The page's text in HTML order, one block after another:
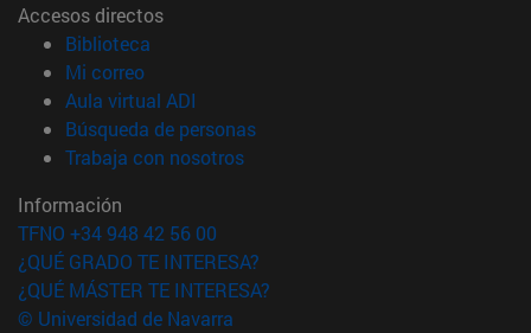
Accesos directos
Biblioteca
Mi correo(abre en nueva ventana)
Aula virtual ADI
Búsqueda de personas(abre en nueva ventana)
Trabaja con nosotros(abre en nueva ventana)
Información
TFNO +34 948 42 56 00
¿QUÉ GRADO TE INTERESA?
¿QUÉ MÁSTER TE INTERESA?
© Universidad de Navarra